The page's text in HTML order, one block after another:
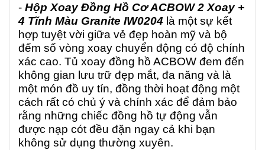
- Hộp Xoay Đồng Hồ Cơ ACBOW 2 Xoay +
4 Tĩnh Màu Granite IW0204 là một sự kết
hợp tuyệt vời giữa vẻ đẹp hoàn mỹ và bộ
đếm số vòng xoay chuyển động có độ chính
xác cao. Tủ xoay đồng hồ ACBOW đem đến
không gian lưu trữ đẹp mắt, đa năng và là
một món đồ uy tín, đồng thời hoạt động một
cách rất có chủ ý và chính xác để đảm bảo
rằng những chiếc đồng hồ tự động vẫn
được nạp cót đều đặn ngay cả khi bạn
không sử dụng thường xuyên.